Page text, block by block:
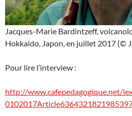
Jacques-Marie Bardintzeff,
Hokkaido, Japon, en juillet 2017 (©
Pour lire l’interview :
http://www.cafepedagogique.net/